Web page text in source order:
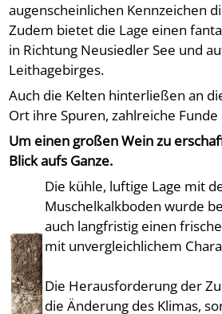
augenscheinlichen Kennzeichen
Zudem bietet die Lage einen
in Richtung Neusiedler See und
Leithagebirges.
Auch die Kelten hinterließen an
Ort ihre Spuren, zahlreiche
Um einen großen Wein zu
Blick aufs Ganze.
Die kühle, luftige Lage mit
Muschelkalkboden wurde
auch langfristig einen
mit unvergleichlichem
Die Herausforderung der
die Änderung des Klimas,